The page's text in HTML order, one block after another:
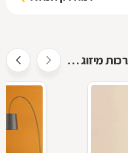
רוצה לדעת יותר על מזגנים ומערכות מיזוג אוויר ?